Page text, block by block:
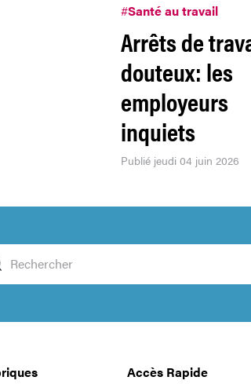
#Santé au travail
Arrêts de
douteux: les
employeurs
inquiets
Publié jeudi 04 juin 2026
Accès Rapide